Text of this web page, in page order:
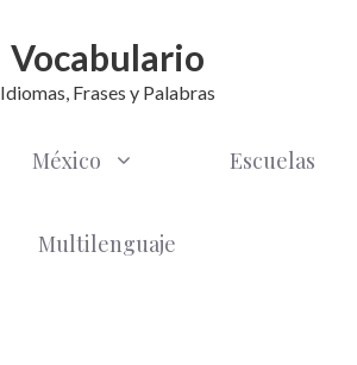
Vocabulario
Idiomas, Frases y Palabras
México Escuelas
Multilenguaje